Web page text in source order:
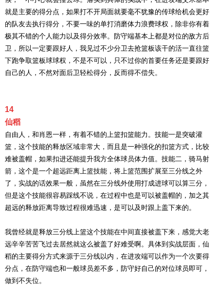
就是主要的得分点，如果打不开局面就要毫不犹豫的传球给机会更好
的队友去执行得分，不要一味的单打消磨体力浪费球权，除非你有着
极其不错的个人能力以及得分效率。防守端基本上都是对位的敌方后
卫，所以一定要跟好人，我见过不少分卫去抢篮板该干的活一直往篮
下跑争取篮板球球权，不是不可以，只不过你的首要任务还是要跟好
自己的人，不然对面后卫轻松得分，反而得不偿失。
14
仙稻
自由人，和肖恩一样，有着不错的上篮扣篮能力。技能一是突破灌
篮，这个技能的释放区域非常大，而且是一种强化的扣篮方式，比较
难被盖帽，如果扣进还能提升我方全体球员体力值。技能二，骑马射
箭，这个是一个超远距离上篮技能，将上篮范围扩展至三分线之外
了，实战的话效果一般，虽然在三分线外使用打成进球可以算三分，
但是这个技能很容易踩线不说，在过程中也是可以被盖帽的，加之其
超远的释放距离导致过程很难迅速，是可以及时跟上盖下来的。
我曾经就是释放三分线上篮这个技能在中间直接被盖下来，感觉大老
远辛辛苦苦飞过去居然就这么被盖了好难受啊。具体到实战层面，仙
稻的主要得分方式来源于三分线以内，在进攻端可以作为一个次要得
分点，在防守端也和一般球员差不多，防守好自己的对位球员即可，
做到不失位。